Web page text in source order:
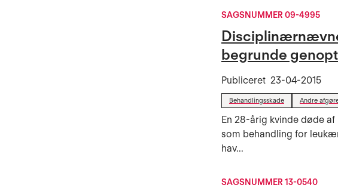
SAGSNUMMER 09-4995
begrunde
Publiceret 23-04-2015
Behandlingsskade Andre
En 28-årig kvinde døde
som behandling for
hav...
SAGSNUMMER 13-0540